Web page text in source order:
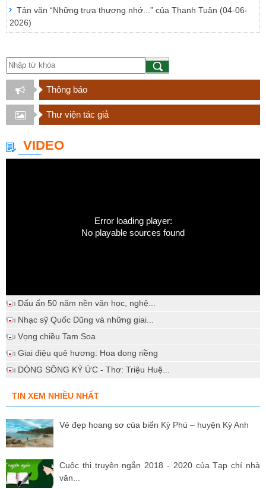
Tản văn “Những trưa thương nhớ...” của Thanh Tuân (04-06-
2026)
Thông báo
Thư viện tác giả
VIDEO
Error loading player:
No playable sources found
Dấu ấn 50 năm nền văn học, nghệ...
Nhạc sỹ Quốc Dũng và những giai...
Vọng chiều Tam Soa
Giai điệu quê hương: Hoa dong riềng
DÒNG SÔNG KÝ ỨC - Thơ: Triệu Huệ...
TIN XEM NHIỀU NHẤT
Vẻ đẹp hoang sơ của biển Kỳ Phú – huyện Kỳ Anh
Cuộc thi truyện ngắn 2018 - 2020 của Tạp chí nhà
văn...